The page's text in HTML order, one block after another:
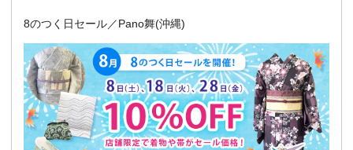
8のつく日セール／Pano舞(沖縄)